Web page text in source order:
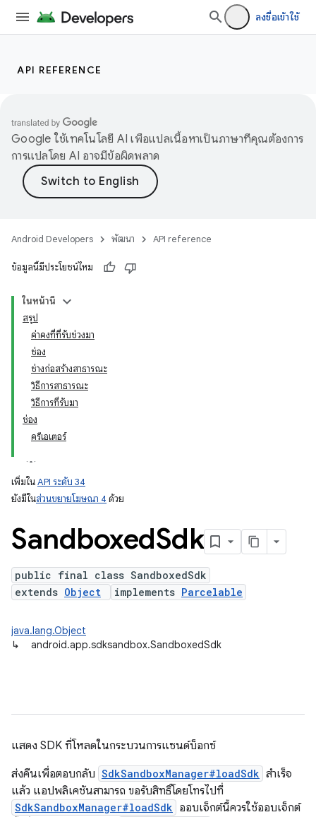
ลงชื่อเข้าใช้
API REFERENCE
Google ใช้เทคโนโลยี AI เพื่อแปลเนื้อหาเป็นภาษาที่คุณต้องการ
การแปลโดย AI อาจมีข้อผิดพลาด
Android Developers พัฒนา API reference
ข้อมูลนี้มีประโยชน์ไหม
ในหน้านี้
สรุป
ค่าคงที่ที่รับช่วงมา
ช่อง
ช่างก่อสร้างสาธารณะ
วิธีการสาธารณะ
วิธีการที่รับมา
ช่อง
ครีเอเตอร์
เพิ่มในAPI ระดับ 34
ยังมีในส่วนขยายโฆษณา 4 ด้วย
SandboxedSdk
public final class SandboxedSdk
extends Object implements Parcelable
java.lang.Object
↳
android.app.sdksandbox.SandboxedSdk
แสดง SDK ที่โหลดในกระบวนการแซนด์บ็อกซ์
ส่งคืนเพื่อตอบกลับ SdkSandboxManager#loadSdk สำเร็จ
แล้ว แอปพลิเคชันสามารถ ขอรับสิทธิ์โดยโทรไปที่
SdkSandboxManager#loadSdk ออบเจ็กต์นี้ควรใช้ออบเจ็กต์